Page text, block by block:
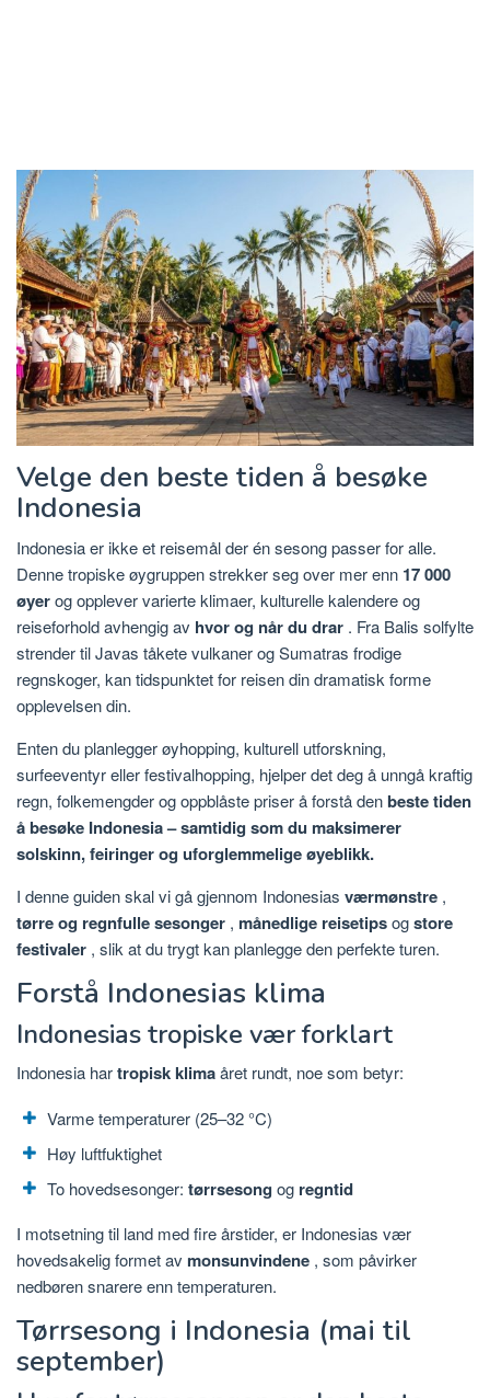
Velge den beste tiden å besøke
Indonesia
Indonesia er ikke et reisemål der én sesong passer for alle.
Denne tropiske øygruppen strekker seg over mer enn 17 000
øyerog opplever varierte klimaer, kulturelle kalendere og
reiseforhold avhengig av hvor og når du drar . Fra Balis solfylte
strender til Javas tåkete vulkaner og Sumatras frodige
regnskoger, kan tidspunktet for reisen din dramatisk forme
opplevelsen din.
Enten du planlegger øyhopping, kulturell utforskning,
surfeeventyr eller festivalhopping, hjelper det deg å unngå kraftig
regn, folkemengder og oppblåste priser å forstå denbeste tiden
å besøke Indonesia – samtidig som du maksimerer
solskinn, feiringer og uforglemmelige øyeblikk.
I denne guiden skal vi gå gjennom Indonesias værmønstre ,
tørre og regnfulle sesonger , månedlige reisetipsogstore
festivaler , slik at du trygt kan planlegge den perfekte turen.
Forstå Indonesias klima
Indonesias tropiske vær forklart
Indonesia hartropisk klimaåret rundt, noe som betyr:
Varme temperaturer (25–32 °C)
Høy luftfuktighet
To hovedsesonger: tørrsesong og regntid
I motsetning til land med fire årstider, er Indonesias vær
hovedsakelig formet av monsunvindene , som påvirker
nedbøren snarere enn temperaturen.
Tørrsesong i Indonesia (mai til
september)